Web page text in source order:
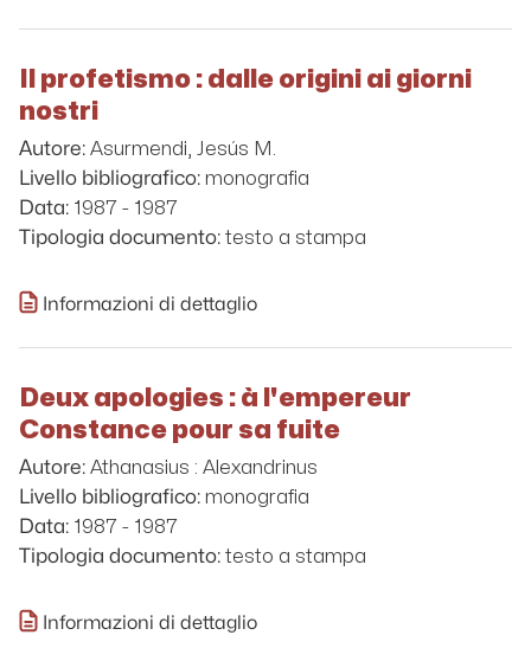
Il profetismo : dalle origini ai giorni
nostri
Autore: Asurmendi, Jesús M.
Livello bibliografico: monografia
Data: 1987 - 1987
Tipologia documento: testo a stampa
Informazioni di dettaglio
Deux apologies : à l'empereur
Constance pour sa fuite
Autore: Athanasius : Alexandrinus
Livello bibliografico: monografia
Data: 1987 - 1987
Tipologia documento: testo a stampa
Informazioni di dettaglio